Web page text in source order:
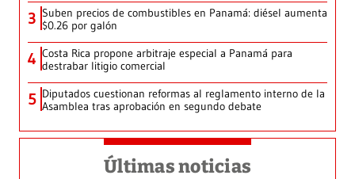
3 Suben precios de combustibles en Panamá: diésel aumenta
$0.26 por galón
4 Costa Rica propone arbitraje especial a Panamá para
destrabar litigio comercial
5 Diputados cuestionan reformas al reglamento interno de la
Asamblea tras aprobación en segundo debate
Últimas noticias